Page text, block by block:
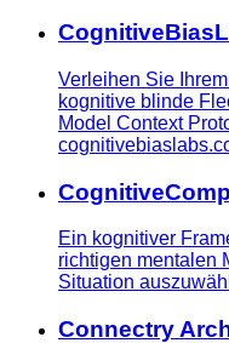
Verleihen Sie
kognitive blinde
Model Context
Ein kognitiver
richtigen mentalen
Situation
Connectry